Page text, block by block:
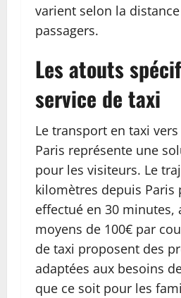
varient selon la
passagers.
Les atouts
service de taxi
Le transport en taxi
Paris représente une
pour les visiteurs. Le
kilomètres depuis Paris
effectué en 30 minutes,
moyens de 100€ par
de taxi proposent des
adaptées aux besoins
que ce soit pour les